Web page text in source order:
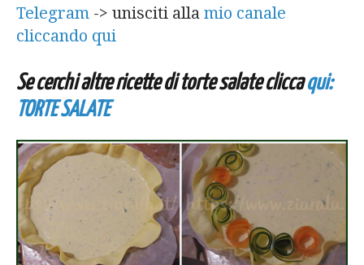
Telegram -> unisciti alla mio canale
cliccando qui
Se cerchi altre ricette di torte salate cliccaqui:
TORTE SALATE